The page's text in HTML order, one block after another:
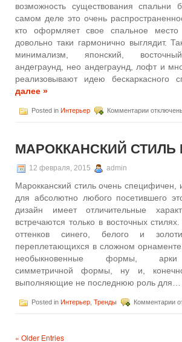
возможность существования спальни
самом деле это очень
кто оформляет свое спальное
довольно таки гармонично выглядит.
минимализм, японский,
андеграунд, нео андеграунд, лофт и
реализовывают идею бескаркасного
далее »
Posted in Интерьер Комментариик
полу
МАРОККАНСКИЙ СТИЛЬ
12 февраля, 2015 admin
Марокканский стиль очень специфичен,
для абсолютно любого посетившего
дизайн имеет отличительные
встречаются только в восточных
оттенков синего, белого и
переплетающихся в сложном
необыкновенные формы, арки
симметричной формы, ну и,
выполняющие не последнюю роль для…
Posted in Интерьер Тренды Комментариик
« Older Entries